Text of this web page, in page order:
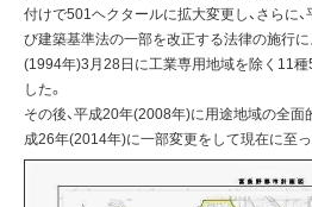
付けで501ヘクタールに拡大変更し、さらに
び建築基準法の一部を改正する法律の施行
(1994年)3月28日に工業専用地域を除く11
した。
その後、平成20年(2008年)に用途地域の全面
成26年(2014年)に一部変更をして現在に至っ